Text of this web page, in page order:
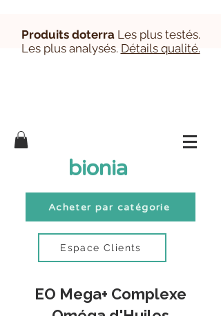
Produits doterra Les plus testés.
Les plus analysés. Détails qualité.
Inscription/Connexion
bionia
Acheter par catégorie
Espace Clients
EO Mega+ Complexe